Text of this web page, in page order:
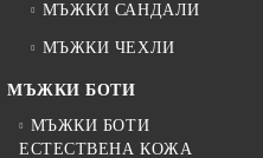
МЪЖКИ САНДАЛИ
МЪЖКИ ЧЕХЛИ
МЪЖКИ БОТИ
МЪЖКИ БОТИ
ЕСТЕСТВЕНА КОЖА